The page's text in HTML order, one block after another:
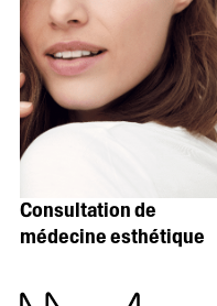
Consultation de
médecine esthétique